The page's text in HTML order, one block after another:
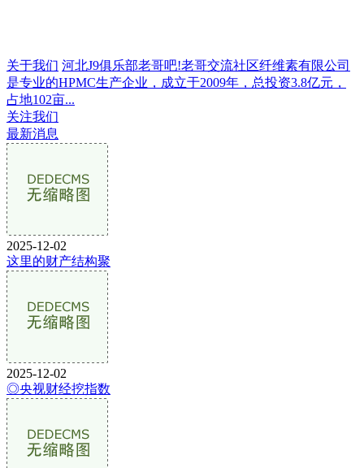
关于我们 河北J9俱乐部老哥吧!老哥交流社区纤维素有限公司
是专业的HPMC生产企业，成立于2009年，总投资3.8亿元，
占地102亩...
关注我们
最新消息
2025-12-02
这里的财产结构聚
2025-12-02
◎央视财经挖指数